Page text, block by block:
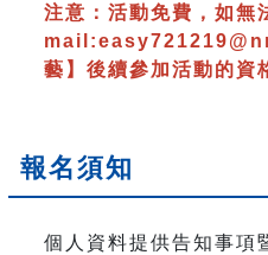
注意： 活動免費，如無
藝】後續參加活動的資
報名須知
個人資料提供告知事項